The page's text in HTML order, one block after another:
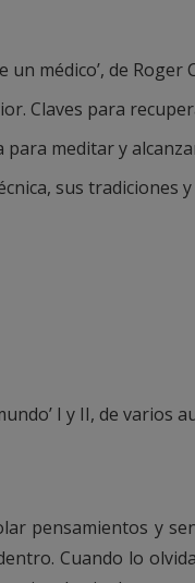
médico’, de Roger
Claves para
para meditar y
sus tradiciones
I y II, de varios
pensamientos y
Cuando lo